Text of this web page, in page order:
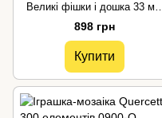
Великі фішки і дошка 33 мм
40 шт 4206-Q
898 грн
Купити